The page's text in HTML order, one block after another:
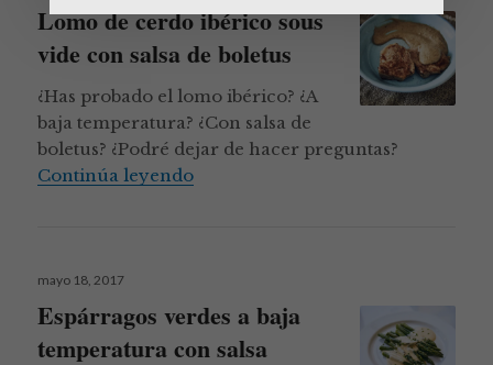
Lomo de cerdo ibérico sous
vide con salsa de boletus
¿Has probado el lomo ibérico? ¿A
baja temperatura? ¿Con salsa de
boletus? ¿Podré dejar de hacer preguntas?
Continúa leyendoLomo de cerdo ibérico sous vide
Publicado
mayo 18, 2017
Espárragos verdes a baja
temperatura con salsa